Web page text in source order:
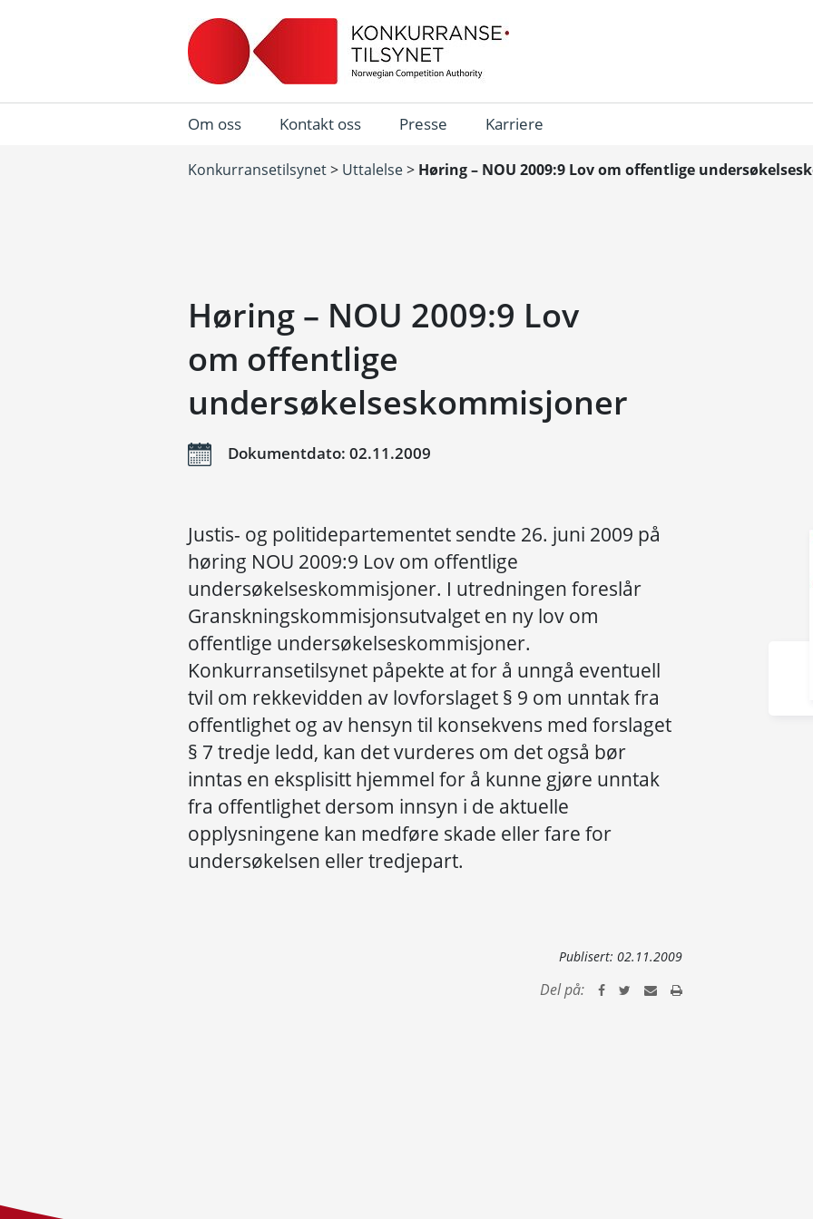
Om oss Kontakt oss Presse Karriere
Konkurransetilsynet> Uttalelse> Høring – NOU 2009:9 Lov om offentlige
Høring – NOU 2009:9 Lov
om offentlige
undersøkelseskommisjoner
Dokumentdato: 02.11.2009
Justis- og politidepartementet sendte 26. juni 2009 på
høring NOU 2009:9 Lov om offentlige
undersøkelseskommisjoner. I utredningen foreslår
Granskningskommisjonsutvalget en ny lov om
offentlige undersøkelseskommisjoner.
Konkurransetilsynet påpekte at for å unngå eventuell
tvil om rekkevidden av lovforslaget § 9 om unntak fra
offentlighet og av hensyn til konsekvens med forslaget
§ 7 tredje ledd, kan det vurderes om det også bør
inntas en eksplisitt hjemmel for å kunne gjøre unntak
fra offentlighet dersom innsyn i de aktuelle
opplysningene kan medføre skade eller fare for
undersøkelsen eller tredjepart.
Publisert: 02.11.2009
Del på: